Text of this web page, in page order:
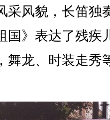
采风貌，长笛独
国》表达了残疾
舞龙、时装走秀